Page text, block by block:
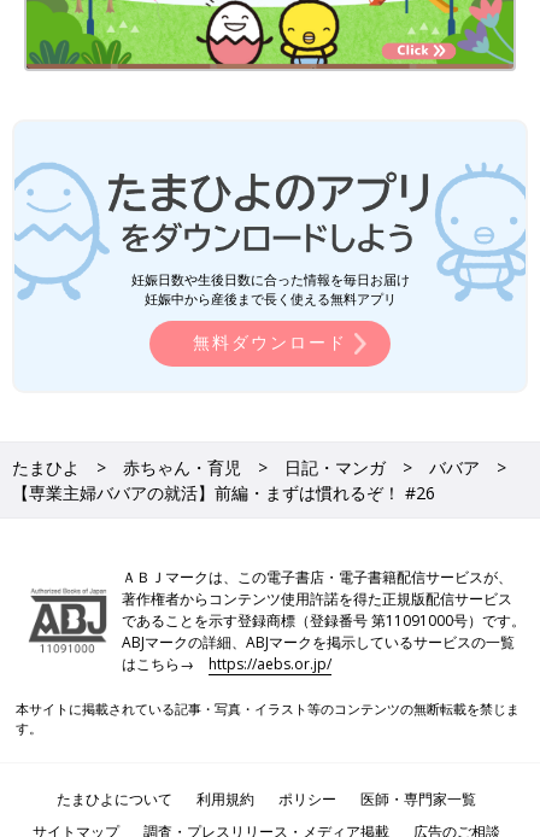
妊娠日数や生後日数に合った情報を毎日お届け
妊娠中から産後まで長く使える無料アプリ
無料ダウンロード
たまひよ 赤ちゃん・育児 日記・マンガ
ババア
【専業主婦ババアの就活】前編・まずは慣れるぞ！ #26
ＡＢＪマークは、この電子書店・電子書籍配信サービスが、
著作権者からコンテンツ使用許諾を得た正規版配信サービス
であることを示す登録商標（登録番号 第11091000号）です。
ABJマークの詳細、ABJマークを掲示しているサービスの一覧
はこちら→https://aebs.or.jp/
本サイトに掲載されている記事・写真・イラスト等のコンテンツの無断転載を禁じま
す。
たまひよについて 利用規約 ポリシー
医師・専門家一覧
サイトマップ
調査・プレスリリース・メディア掲載 広告のご相談